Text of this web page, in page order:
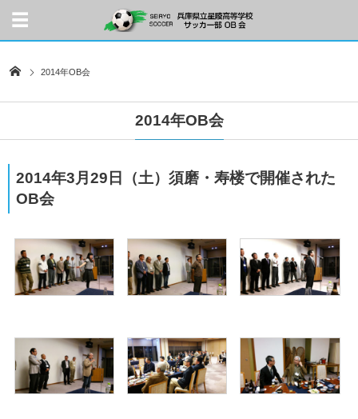
2014年OB会
2014年OB会
2014年3月29日（土）須磨・ 寿楼で開催された
OB会